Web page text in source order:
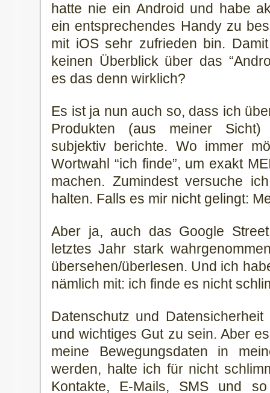
hatte nie ein Android und habe
ein entsprechendes Handy zu
mit iOS sehr zufrieden bin.
keinen Überblick über das
es das denn wirklich?
Es ist ja nun auch so, dass ich
Produkten (aus meiner
subjektiv berichte. Wo immer
Wortwahl “ich finde”, um exakt
machen. Zumindest versuche
halten. Falls es mir nicht gelingt:
Aber ja, auch das Google
letztes Jahr stark
übersehen/überlesen. Und ich
nämlich mit: ich finde es nicht
Datenschutz und
und wichtiges Gut zu sein. Aber
meine Bewegungsdaten in
werden, halte ich für nicht
Kontakte, E-Mails, SMS und